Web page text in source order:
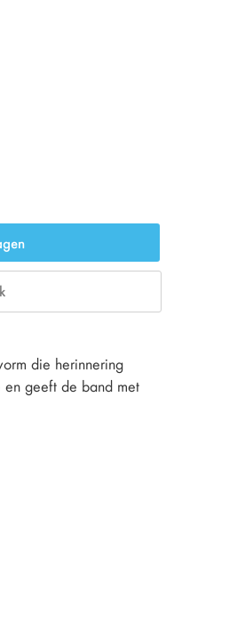
die herinnering
geeft de band met